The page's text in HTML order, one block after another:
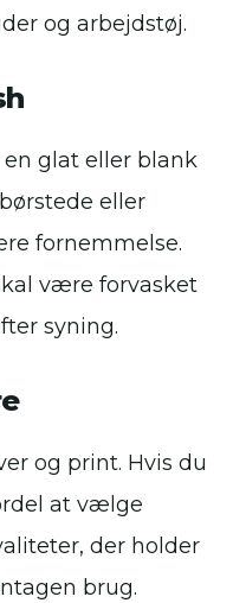
og arbejdstøj.
glat eller blank
eller
fornemmelse.
være forvasket
syning.
og print. Hvis du
at vælge
der holder
brug.